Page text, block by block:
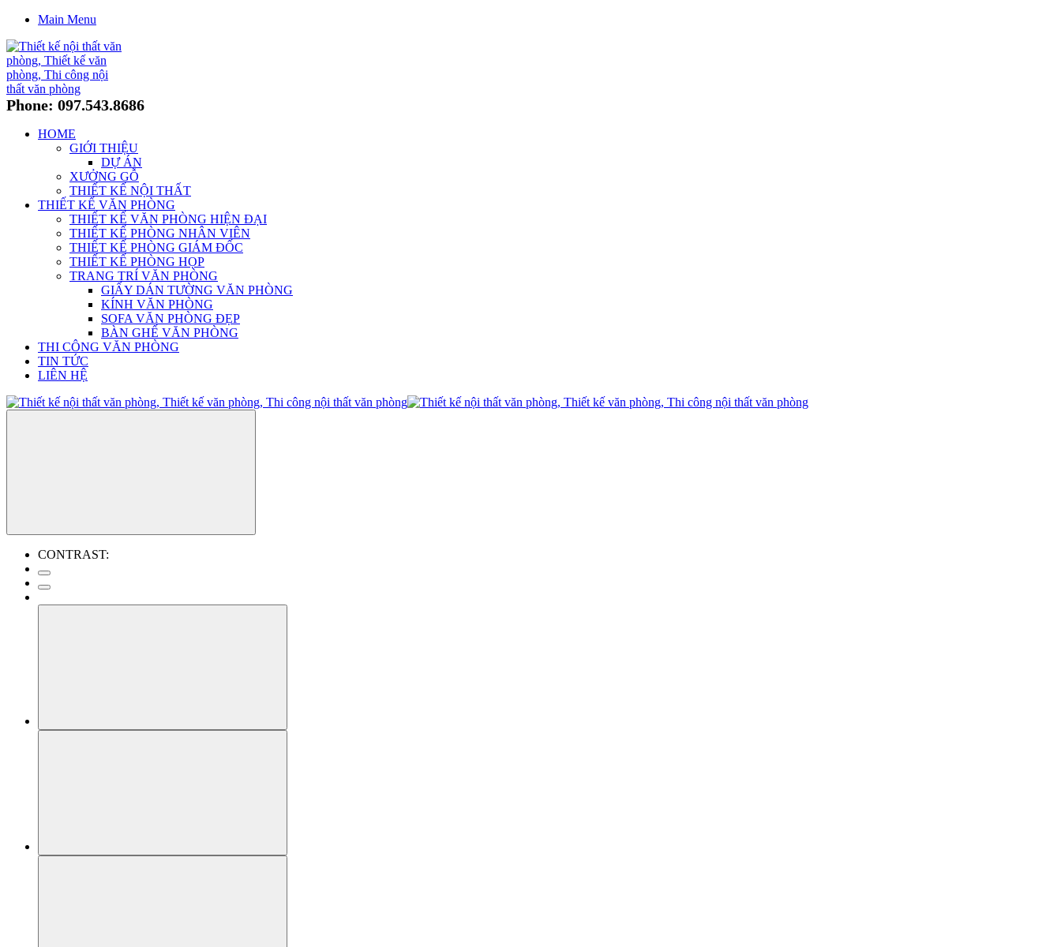
Main Menu
Phone: 097.543.8686
HOME
GIỚI THIỆU
DỰ ÁN
XƯỞNG GỖ
THIẾT KẾ NỘI THẤT
THIẾT KẾ VĂN PHÒNG
THIẾT KẾ VĂN PHÒNG HIỆN ĐẠI
THIẾT KẾ PHÒNG NHÂN VIÊN
THIẾT KẾ PHÒNG GIÁM ĐỐC
THIẾT KẾ PHÒNG HỌP
TRANG TRÍ VĂN PHÒNG
GIẤY DÁN TƯỜNG VĂN PHÒNG
KÍNH VĂN PHÒNG
SOFA VĂN PHÒNG ĐẸP
BÀN GHẾ VĂN PHÒNG
THI CÔNG VĂN PHÒNG
TIN TỨC
LIÊN HỆ
CONTRAST: